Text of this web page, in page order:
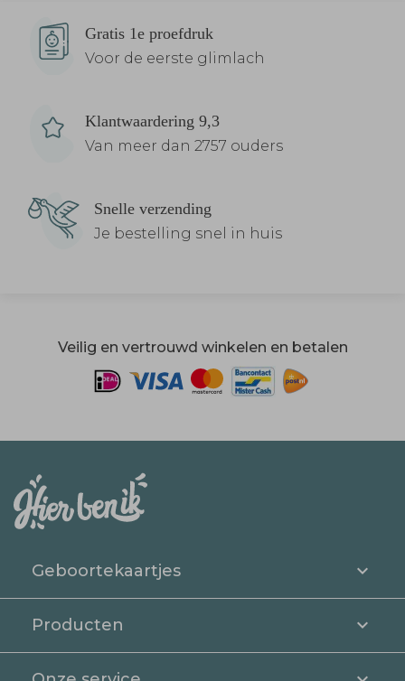
Gratis 1e proefdruk
Voor de eerste glimlach
Klantwaardering 9,3
Van meer dan 2757 ouders
Snelle verzending
Je bestelling snel in huis
Veilig en vertrouwd winkelen en betalen
Geboortekaartjes
Producten